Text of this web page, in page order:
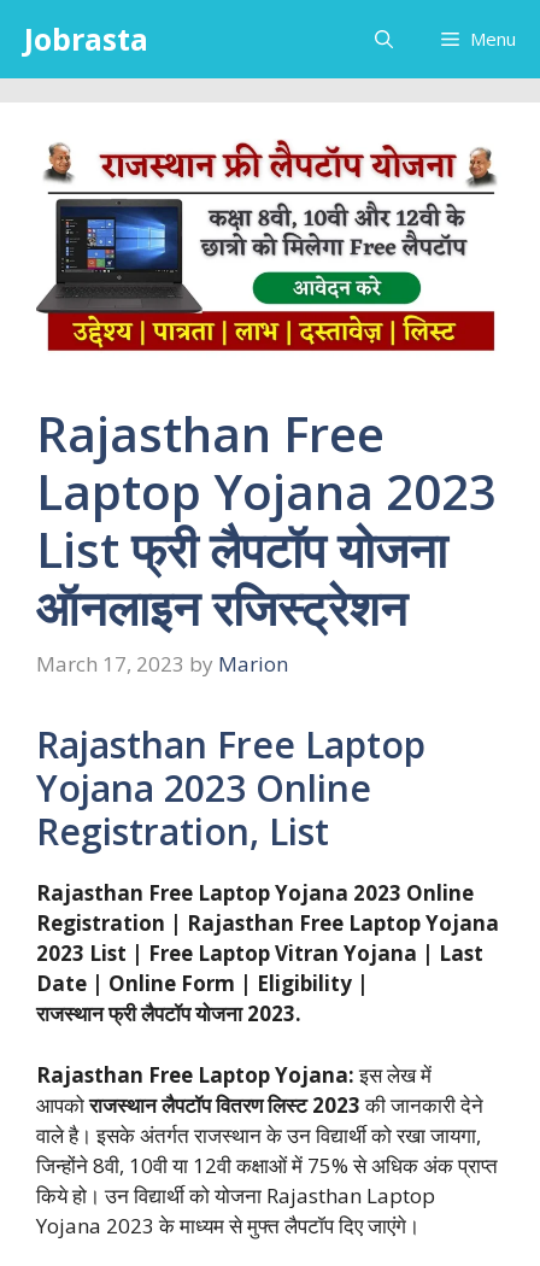
content
Jobrasta Menu
Rajasthan Free
Laptop Yojana 2023
List फ्री लैपटॉप योजना
ऑनलाइन रजिस्ट्रेशन
March 17, 2023 by Marion
Rajasthan Free Laptop
Yojana 2023 Online
Registration, List
Rajasthan Free Laptop Yojana 2023 Online
Registration | Rajasthan Free Laptop Yojana
2023 List | Free Laptop Vitran Yojana | Last
Date | Online Form | Eligibility |
राजस्थान फ्री लैपटॉप योजना 2023.
Rajasthan Free Laptop Yojana:इस लेख में
आपकोराजस्थान लैपटॉप वितरण लिस्ट 2023की जानकारी देने
वाले है। इसके अंतर्गत राजस्थान के उन विद्यार्थी को रखा जायगा,
जिन्होंने 8वी, 10वी या 12वी कक्षाओं में 75% से अधिक अंक प्राप्त
किये हो। उन विद्यार्थी को योजना Rajasthan Laptop
Yojana 2023 के माध्यम से मुफ्त लैपटॉप दिए जाएंगे।